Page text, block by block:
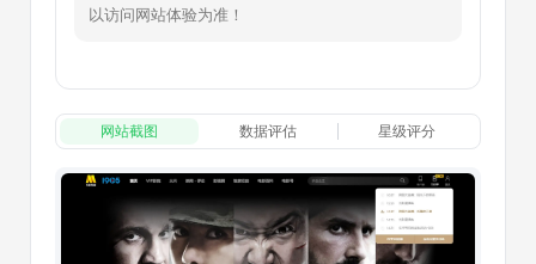
以访问网站体验为准！
网站截图 数据评估 星级评分